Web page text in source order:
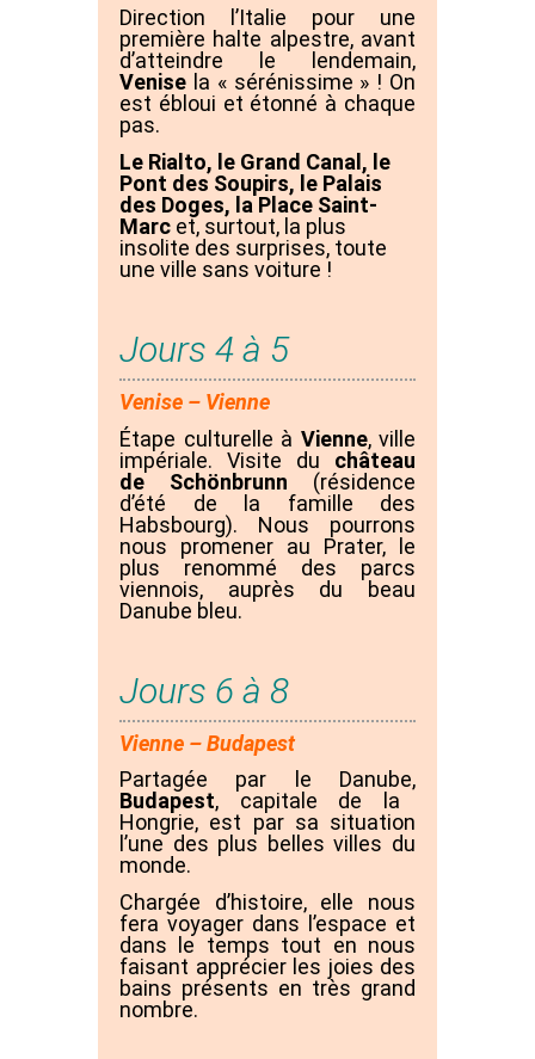
Direction l’Italie pour une
première halte alpestre, avant
d’atteindre le lendemain,
Venise la « sérénissime » ! On
est ébloui et étonné à chaque
pas.
Le Rialto, le Grand Canal, le
Pont des Soupirs, le Palais
des Doges, la Place Saint-
Marc et, surtout, la plus
insolite des surprises, toute
une ville sans voiture !
Jours 4 à 5
Venise – Vienne
Étape culturelle à Vienne, ville
impériale. Visite du château
de Schönbrunn (résidence
d’été de la famille des
Habsbourg). Nous pourrons
nous promener au Prater, le
plus renommé des parcs
viennois, auprès du beau
Danube bleu.
Jours 6 à 8
Vienne – Budapest
Partagée par le Danube,
Budapest, capitale de la
Hongrie, est par sa situation
l’une des plus belles villes du
monde.
Chargée d’histoire, elle nous
fera voyager dans l’espace et
dans le temps tout en nous
faisant apprécier les joies des
bains présents en très grand
nombre.